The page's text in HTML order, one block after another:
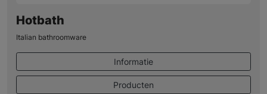
Hotbath
Italian bathroomware
Informatie
Producten